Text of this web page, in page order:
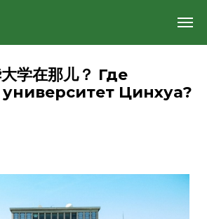
学在那儿？ Где
Цинхуа?